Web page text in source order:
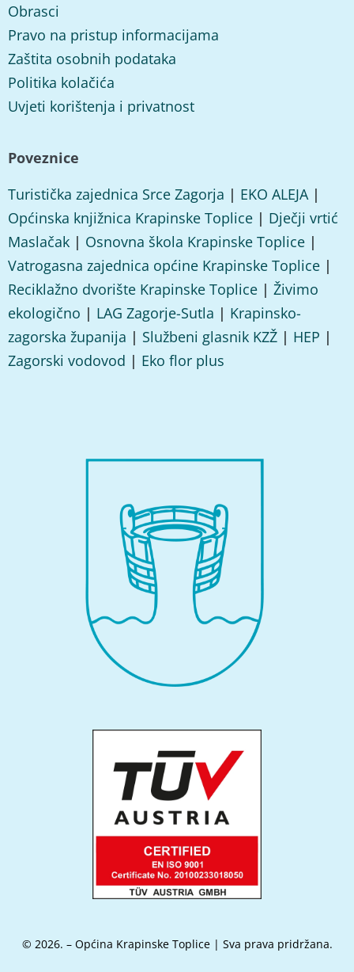
Obrasci
Pravo na pristup informacijama
Zaštita osobnih podataka
Politika kolačića
Uvjeti korištenja i privatnost
Poveznice
Turistička zajednica Srce Zagorja | EKO ALEJA|
Općinska knjižnica Krapinske Toplice | Dječji vrtić
Maslačak | Osnovna škola Krapinske Toplice |
Vatrogasna zajednica općine Krapinske Toplice |
Reciklažno dvorište Krapinske Toplice | Živimo
ekologično | LAG Zagorje-Sutla | Krapinsko-
zagorska županija | Službeni glasnik KZŽ | HEP |
Zagorski vodovod | Eko flor plus
© 2026. – Općina Krapinske Toplice | Sva prava pridržana.